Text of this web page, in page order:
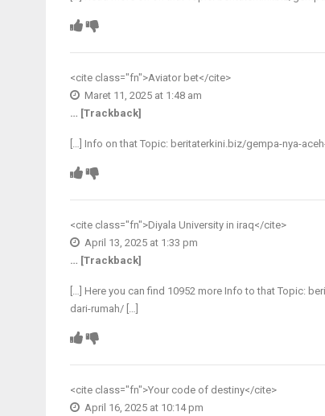
<cite class="fn">Aviator bet</cite>
Maret 11, 2025 at 1:48 am
… [Trackback]
[…] Info on that Topic: beritaterkini.biz/gempa-nya-
<cite class="fn">Diyala University in iraq</cite>
April 13, 2025 at 1:33 pm
… [Trackback]
[…] Here you can find 10952 more Info to that Topic:
dari-rumah/ […]
<cite class="fn">Your code of destiny</cite>
April 16, 2025 at 10:14 pm